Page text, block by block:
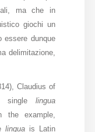
ma che in
giochi un
essere dunque
delimitazione,
Claudius of
singlelingua
the example,
linguais Latin